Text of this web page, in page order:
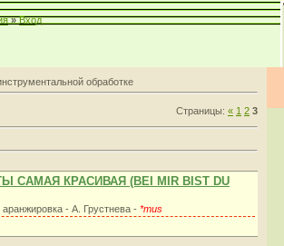
» Вход
обработке
Страницы: « 1 2 3
САМАЯ КРАСИВАЯ (BEI MIR BIST DU
аранжировка - А. Грустнева - *mus